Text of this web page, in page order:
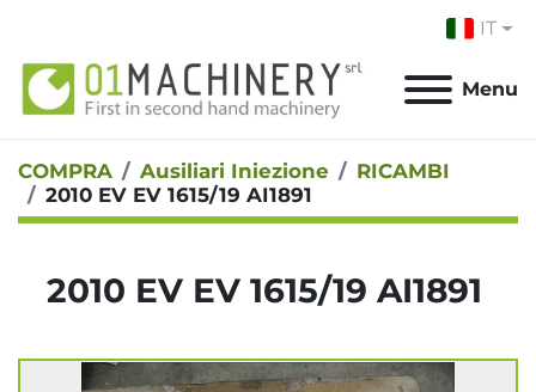
IT
Menu
COMPRA Ausiliari Iniezione
RICAMBI
2010 EV EV 1615/19 AI1891
2010 EV EV 1615/19 AI1891